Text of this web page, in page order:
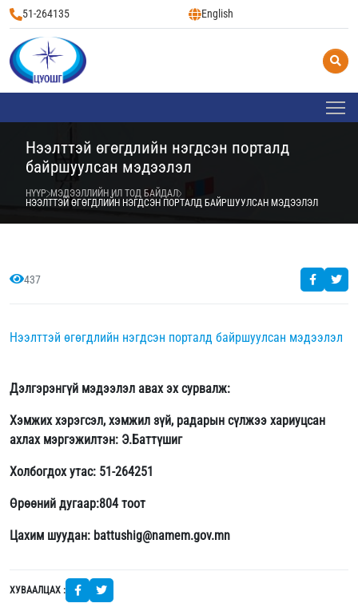
51-264135 English
Нээлттэй өгөгдлийн нэгдсэн порталд
байршуулсан мэдээлэл
НҮҮР МЭДЭЭЛЛИЙН ИЛ ТОД БАЙДАЛ
НЭЭЛТТЭЙ ӨГӨГДЛИЙН НЭГДСЭН ПОРТАЛД БАЙРШУУЛСАН МЭДЭЭЛЭЛ
437
Нээлттэй өгөгдлийн нэгдсэн порталд байршуулсан мэдээлэл
Дэлгэрэнгүй мэдээлэл авах эх сурвалж:
Хэмжих хэрэгсэл, хэмжил зүй, радарын сүлжээ хариуцсан
ахлах мэргэжилтэн: Э.Баттүшиг
Холбогдох утас: 51-264251
Өрөөний дугаар:804 тоот
Цахим шуудан: battushig@namem.gov.mn
ХУВААЛЦАХ :